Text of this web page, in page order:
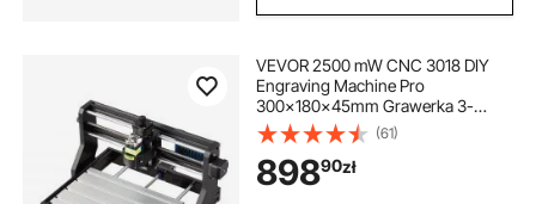
VEVOR 2500 mW CNC 3018 DIY
Engraving Machine Pro
300x180x45mm Grawerka 3-
osiowa Mini Laser Engraver z płytą
sterującą GRBL i kontrolerem offline
(61)
89890zł